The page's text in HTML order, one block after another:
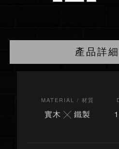
產品詳
MATERIAL / 材質
實木 ╳ 鐵製